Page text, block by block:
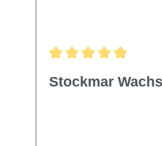
Durchschnittliche
Stockmar